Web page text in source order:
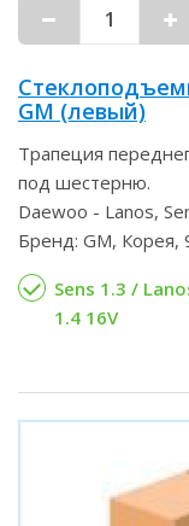
GM (левый)
Трапеция
под шестерню.
Daewoo - Lanos,
Бренд: GM, Корея,
Sens 1.3 /
1.4 16V